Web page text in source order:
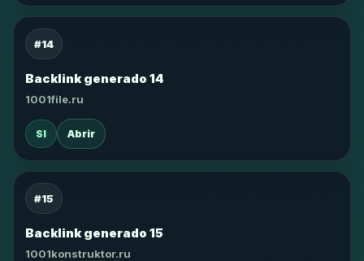
#14
Backlink generado 14
1001file.ru
SI Abrir
#15
Backlink generado 15
1001konstruktor.ru